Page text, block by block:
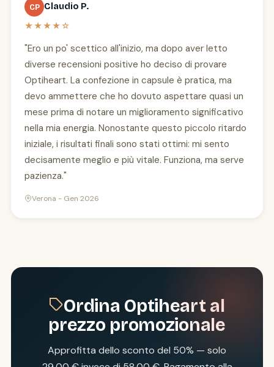
CP Claudio P.
★★★★☆
"Ero un po' scettico all'inizio, ma dopo aver letto
diverse recensioni positive ho deciso di provare
Optiheart. La confezione in capsule è pratica, ma
devo ammettere che ho dovuto aspettare quasi un
mese prima di notare un miglioramento significativo
nella mia energia. Nonostante questo piccolo ritardo
iniziale, i risultati finali sono stati ottimi: mi sento
decisamente meglio e più vitale. Funziona, ma serve
pazienza."
Verona - Gen 2026
Ordina Optiheart al
prezzo promozionale
Approfitta dello sconto del 50% — solo